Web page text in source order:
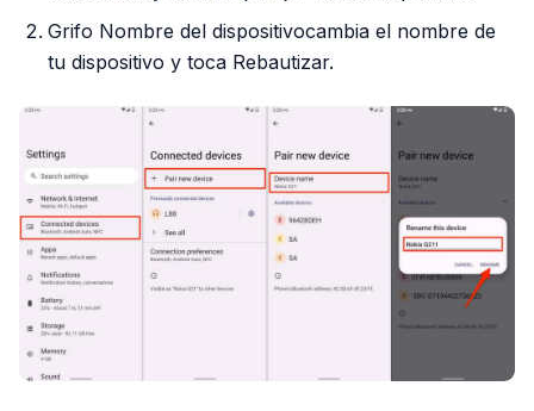
Grifo Nombre del dispositivocambia el nombre de
tu dispositivo y toca Rebautizar.